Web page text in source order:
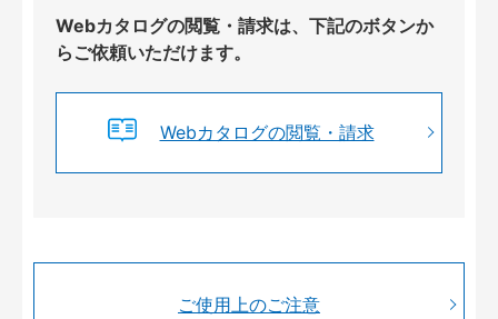
Webカタログの閲覧・請求は、下記のボタンか
らご依頼いただけます。
Webカタログの閲覧・請求
ご使用上のご注意